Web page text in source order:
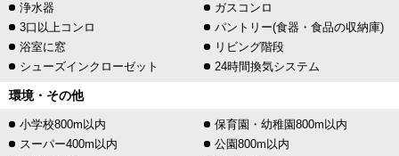
浄水器
ガスコンロ
3口以上コンロ
パントリー(食器・食品の収納庫)
浴室に窓
リビング階段
シューズインクローゼット
24時間換気システム
環境・その他
小学校800m以内
保育園・幼稚園800m以内
スーパー400m以内
公園800m以内